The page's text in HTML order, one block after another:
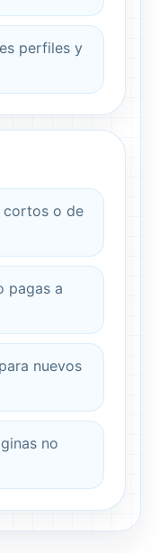
perfiles y
cortos o de
pagas a
nuevos
no